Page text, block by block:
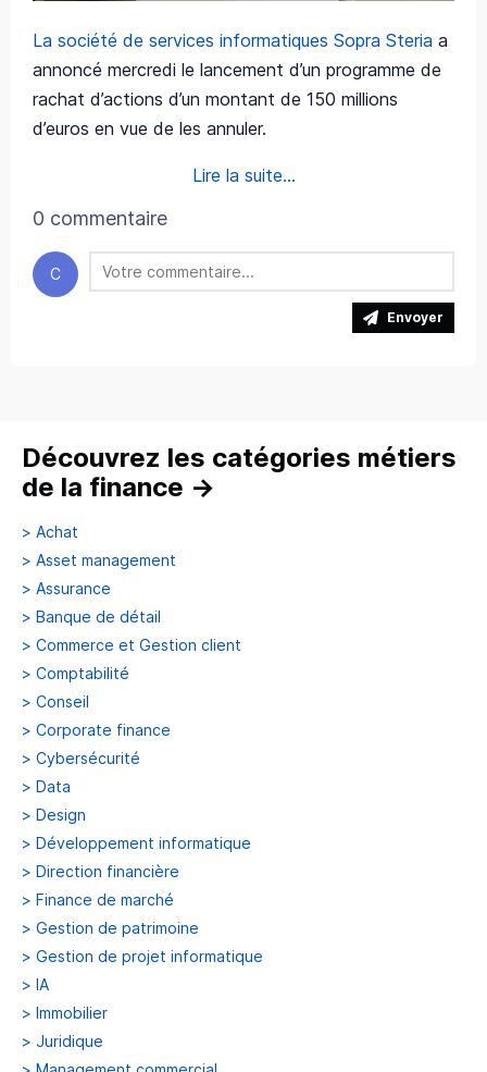
La société de services informatiques Sopra Steria a
annoncé mercredi le lancement d’un programme de
rachat d’actions d’un montant de 150 millions
d’euros en vue de les annuler.
Lire la suite...
0 commentaire
C
Envoyer
Découvrez les catégories métiers
de la finance →
> Achat
> Asset management
> Assurance
> Banque de détail
> Commerce et Gestion client
> Comptabilité
> Conseil
> Corporate finance
> Cybersécurité
> Data
> Design
> Développement informatique
> Direction financière
> Finance de marché
> Gestion de patrimoine
> Gestion de projet informatique
> IA
> Immobilier
> Juridique